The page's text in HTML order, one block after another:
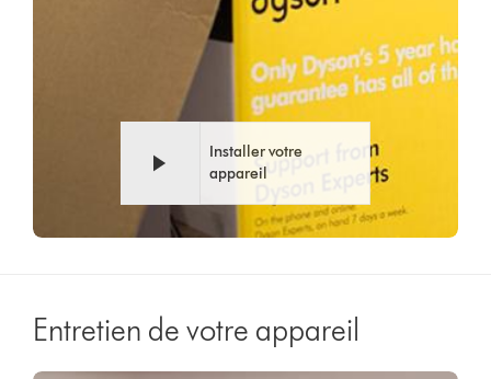
Installer votre
appareil
Entretien de votre appareil